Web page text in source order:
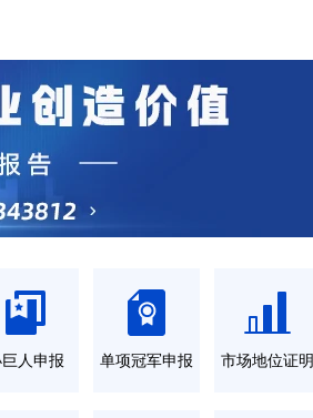
人申报 单项冠军申报 市场地位证明